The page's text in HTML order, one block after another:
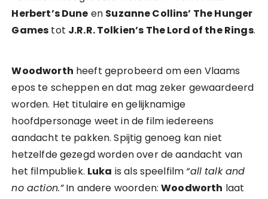
Herbert’s Dune en Suzanne Collins’ The Hunger
Games tot J.R.R. Tolkien’s The Lord of the Rings.
Woodworth heeft geprobeerd om een Vlaams
epos te scheppen en dat mag zeker gewaardeerd
worden. Het titulaire en gelijknamige
hoofdpersonage weet in de film iedereens
aandacht te pakken. Spijtig genoeg kan niet
hetzelfde gezegd worden over de aandacht van
het filmpubliek. Luka is als speelfilm “all talk and
no action.”In andere woorden:Woodworth laat